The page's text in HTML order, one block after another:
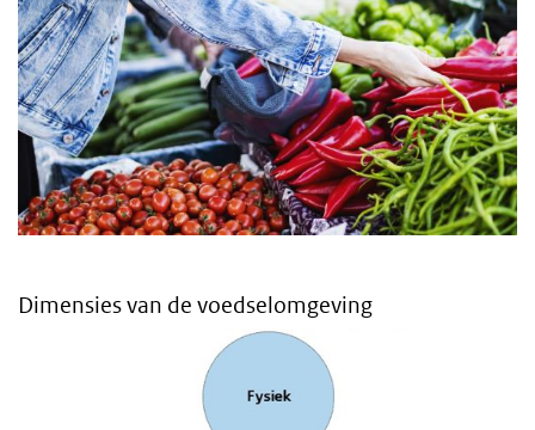
Dimensies van de voedselomgeving